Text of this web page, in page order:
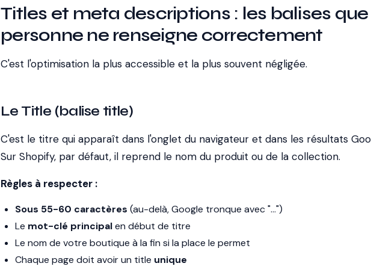
Titles et meta descriptions : les balises que
personne ne renseigne correctement
C'est l'optimisation la plus accessible et la plus souvent négligée.
Le Title (balise title)
C'est le titre qui apparaît dans l'onglet du navigateur et dans les résultats
Sur Shopify, par défaut, il reprend le nom du produit ou de la collection.
Règles à respecter :
Sous 55-60 caractères (au-delà, Google tronque avec "…")
Le mot-clé principalen début de titre
Le nom de votre boutique à la fin si la place le permet
Chaque page doit avoir un title unique